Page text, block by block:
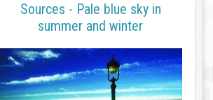
Sources - Pale blue sky in
summer and winter